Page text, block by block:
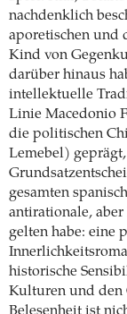
nachdenklich
aporetischen und
Kind von
darüber hinaus
intellektuelle
Linie Macedonio
die politischen
Lemebel)
gesamten
antirationale,
gelten habe: eine
historische
Kulturen und den